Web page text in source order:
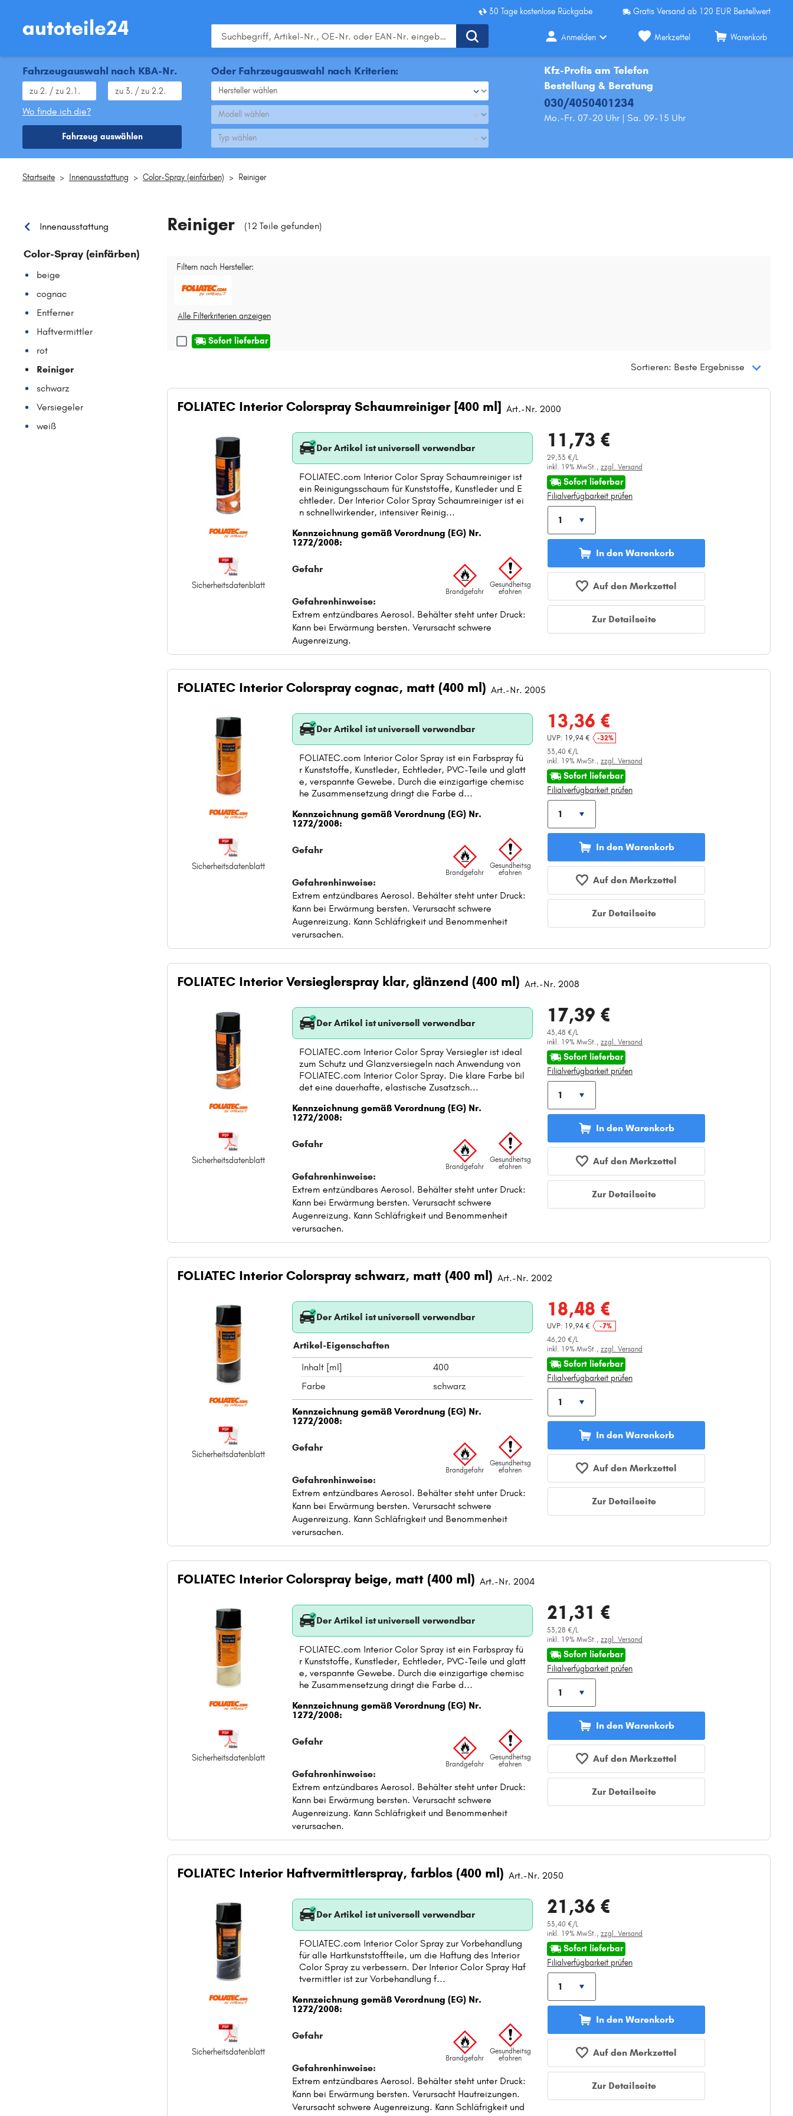
30 Tage kostenlose Rückgabe Gratis Versand ab 120 EUR Bestellwert
Anmelden Merkzettel Warenkorb
Fahrzeugauswahl nach KBA-Nr.
Wo finde ich die?
Fahrzeug auswählen
Oder Fahrzeugauswahl nach Kriterien:
Hersteller wählen
Modell wählen
Typ wählen
Kfz-Profis am Telefon
Bestellung & Beratung
030/4050401234
Mo.-Fr. 07-20 Uhr | Sa. 09-15 Uhr
Startseite > Innenausstattung > Color-Spray (einfärben) > Reiniger
Innenausstattung
Color-Spray (einfärben)
beige
cognac
Entferner
Haftvermittler
rot
Reiniger
schwarz
Versiegeler
weiß
Reiniger (12 Teile gefunden)
Filtern nach Hersteller:
Alle Filterkriterien anzeigen
Sofort lieferbar
Sortieren: Beste Ergebnisse
FOLIATEC Interior Colorspray Schaumreiniger [400 ml] Art.-Nr. 2000
Sicherheitsdatenblatt
Der Artikel ist universell verwendbar
FOLIATEC.com Interior Color Spray Schaumreiniger ist
ein Reinigungsschaum für Kunststoffe, Kunstleder und E
chtleder. Der Interior Color Spray Schaumreiniger ist ei
n schnellwirkender, intensiver Reinig...
11,73 €
29,33 €/L
inkl. 19% MwSt., zzgl. Versand
Sofort lieferbar
Filialverfügbarkeit prüfen
In den Warenkorb
Auf den Merkzettel
Zur Detailseite
FOLIATEC Interior Colorspray cognac, matt (400 ml) Art.-Nr. 2005
Sicherheitsdatenblatt
Der Artikel ist universell verwendbar
FOLIATEC.com Interior Color Spray ist ein Farbspray fü
r Kunststoffe, Kunstleder, Echtleder, PVC-Teile und glatt
e, verspannte Gewebe. Durch die einzigartige chemisc
he Zusammensetzung dringt die Farbe d...
13,36 €
UVP: 19,94 €
-32%
33,40 €/L
inkl. 19% MwSt., zzgl. Versand
Sofort lieferbar
Filialverfügbarkeit prüfen
In den Warenkorb
Auf den Merkzettel
Zur Detailseite
FOLIATEC Interior Versieglerspray klar, glänzend (400 ml) Art.-Nr. 2008
Sicherheitsdatenblatt
Der Artikel ist universell verwendbar
FOLIATEC.com Interior Color Spray Versiegler ist ideal
zum Schutz und Glanzversiegeln nach Anwendung von
FOLIATEC.com Interior Color Spray. Die klare Farbe bil
det eine dauerhafte, elastische Zusatzsch...
17,39 €
43,48 €/L
inkl. 19% MwSt., zzgl. Versand
Sofort lieferbar
Filialverfügbarkeit prüfen
In den Warenkorb
Auf den Merkzettel
Zur Detailseite
FOLIATEC Interior Colorspray schwarz, matt (400 ml) Art.-Nr. 2002
Sicherheitsdatenblatt
Der Artikel ist universell verwendbar
Artikel-Eigenschaften
Inhalt [ml]
400
Farbe
schwarz
18,48 €
UVP: 19,94 €
-7%
46,20 €/L
inkl. 19% MwSt., zzgl. Versand
Sofort lieferbar
Filialverfügbarkeit prüfen
In den Warenkorb
Auf den Merkzettel
Zur Detailseite
FOLIATEC Interior Colorspray beige, matt (400 ml) Art.-Nr. 2004
Sicherheitsdatenblatt
Der Artikel ist universell verwendbar
FOLIATEC.com Interior Color Spray ist ein Farbspray fü
r Kunststoffe, Kunstleder, Echtleder, PVC-Teile und glatt
e, verspannte Gewebe. Durch die einzigartige chemisc
he Zusammensetzung dringt die Farbe d...
21,31 €
53,28 €/L
inkl. 19% MwSt., zzgl. Versand
Sofort lieferbar
Filialverfügbarkeit prüfen
In den Warenkorb
Auf den Merkzettel
Zur Detailseite
FOLIATEC Interior Haftvermittlerspray, farblos (400 ml) Art.-Nr. 2050
Sicherheitsdatenblatt
Der Artikel ist universell verwendbar
FOLIATEC.com Interior Color Spray zur Vorbehandlung
für alle Hartkunststoffteile, um die Haftung des Interior
Color Spray zu verbessern. Der Interior Color Spray Haf
tvermittler ist zur Vorbehandlung f...
21,36 €
53,40 €/L
inkl. 19% MwSt., zzgl. Versand
Sofort lieferbar
Filialverfügbarkeit prüfen
In den Warenkorb
Auf den Merkzettel
Zur Detailseite